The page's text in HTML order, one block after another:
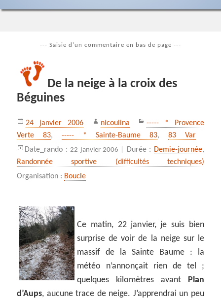
--- Saisie d'un commentaire en bas de page ---
De la neige à la croix des
Béguines
Publié
le
24 janvier 2006 Auteur
nicoulina Catégories
----- * Provence
Verte 83,----- * Sainte-Baume 83,83 Var
Date_rando :22 janvier 2006 | Durée : Demie-journée,
Randonnée sportive (difficultés techniques)
Organisation : Boucle
Ce matin, 22 janvier, je suis bien
surprise de voir de la neige sur le
massif de la Sainte Baume : la
météo n’annonçait rien de tel ;
quelques kilomètres avant
Plan
d’Aups, aucune trace de neige. J’apprendrai un peu